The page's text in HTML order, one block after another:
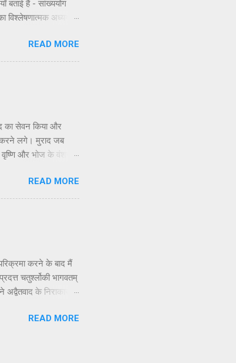
बताई हैं - सांख्ययोग
विश्लेषणात्मक अध्ययन,
के अनुसार कार्य करने
स्पष्ट रूप से समझाया
READ MORE
का सेवन किया और
करने लगे। मुराद जब
और भोज के वंशजों
अपने संबंध भूल गए और
हालत में स्वयं को भूल
प्रकार वे एक-दूसरे...
READ MORE
करने के बाद मैं
चतुर्श्लोकी भागवतम्
के निराकार
हैं क्योंकि वे
READ MORE